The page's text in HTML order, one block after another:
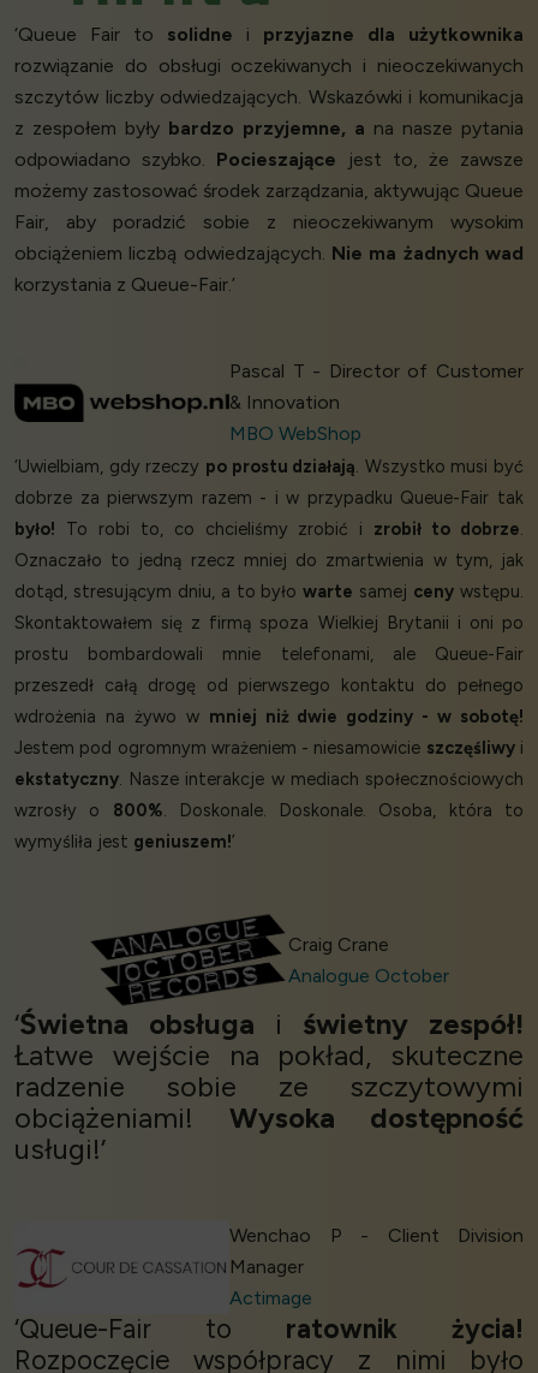
‘Queue Fair to solidne i przyjazne dla użytkownika
rozwiązanie do obsługi oczekiwanych i nieoczekiwanych
szczytów liczby odwiedzających. Wskazówki i komunikacja
z zespołem były bardzo przyjemne, a na nasze pytania
odpowiadano szybko. Pocieszające jest to, że zawsze
możemy zastosować środek zarządzania, aktywując Queue
Fair, aby poradzić sobie z nieoczekiwanym wysokim
obciążeniem liczbą odwiedzających. Nie ma żadnych wad
korzystania z Queue-Fair.’
Pascal T - Director of Customer
& Innovation
MBO WebShop
‘Uwielbiam, gdy rzeczy po prostu działają. Wszystko musi być
dobrze za pierwszym razem - i w przypadku Queue-Fair tak
było! To robi to, co chcieliśmy zrobić i zrobił to dobrze.
Oznaczało to jedną rzecz mniej do zmartwienia w tym, jak
dotąd, stresującym dniu, a to byłowarte samej ceny wstępu.
Skontaktowałem się z firmą spoza Wielkiej Brytanii i oni po
prostu bombardowali mnie telefonami, ale Queue-Fair
przeszedł całą drogę od pierwszego kontaktu do pełnego
wdrożenia na żywo w mniej niż dwie godziny - w sobotę!
Jestem pod ogromnym wrażeniem - niesamowicie szczęśliwyi
ekstatyczny. Nasze interakcje w mediach społecznościowych
wzrosły o 800%. Doskonale. Doskonale. Osoba, która to
wymyśliła jest geniuszem!’
Craig Crane
Analogue October
‘Świetna obsługa i świetny zespół!
Łatwe wejście na pokład, skuteczne
radzenie sobie ze szczytowymi
obciążeniami! Wysoka dostępność
usługi!’
Wenchao P - Client Division
Manager
Actimage
‘Queue-Fair to ratownik życia!
Rozpoczęcie współpracy z nimi było